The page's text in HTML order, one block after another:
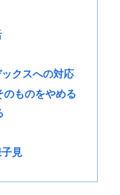
クスへの対応
のものをやめる
見